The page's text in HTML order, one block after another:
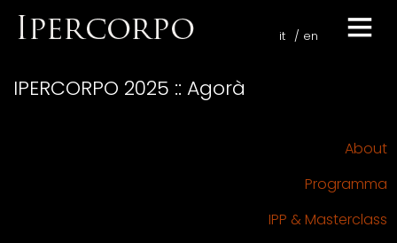
it en
IPERCORPO 2025 :: Agorà
About
Programma
IPP & Masterclass